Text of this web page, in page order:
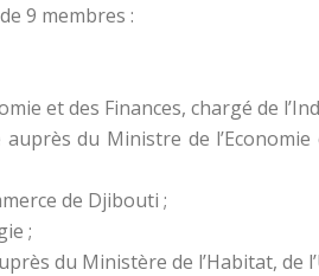
9 membres :
et des Finances, chargé de
du Ministre de l’Economie
de Djibouti ;
;
du Ministère de l’Habitat, de